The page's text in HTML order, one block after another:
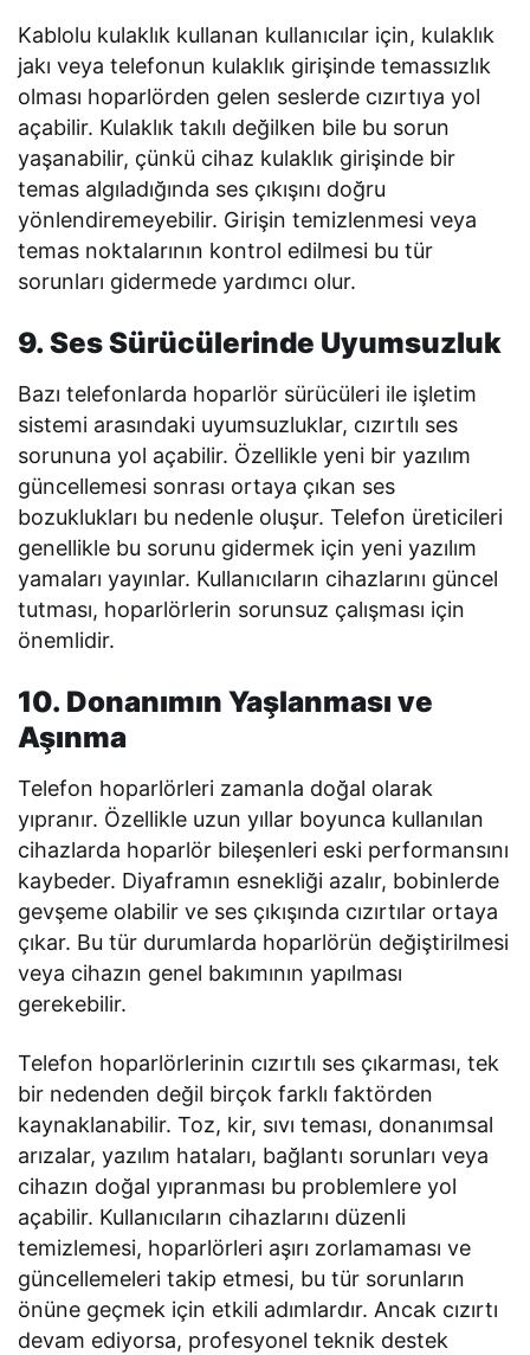
Kablolu kulaklık kullanan kullanıcılar için, kulaklık
jakı veya telefonun kulaklık girişinde temassızlık
olması hoparlörden gelen seslerde cızırtıya yol
açabilir. Kulaklık takılı değilken bile bu sorun
yaşanabilir, çünkü cihaz kulaklık girişinde bir
temas algıladığında ses çıkışını doğru
yönlendiremeyebilir. Girişin temizlenmesi veya
temas noktalarının kontrol edilmesi bu tür
sorunları gidermede yardımcı olur.
9. Ses Sürücülerinde Uyumsuzluk
Bazı telefonlarda hoparlör sürücüleri ile işletim
sistemi arasındaki uyumsuzluklar, cızırtılı ses
sorununa yol açabilir. Özellikle yeni bir yazılım
güncellemesi sonrası ortaya çıkan ses
bozuklukları bu nedenle oluşur. Telefon üreticileri
genellikle bu sorunu gidermek için yeni yazılım
yamaları yayınlar. Kullanıcıların cihazlarını güncel
tutması, hoparlörlerin sorunsuz çalışması için
önemlidir.
10. Donanımın Yaşlanması ve
Aşınma
Telefon hoparlörleri zamanla doğal olarak
yıpranır. Özellikle uzun yıllar boyunca kullanılan
cihazlarda hoparlör bileşenleri eski performansını
kaybeder. Diyaframın esnekliği azalır, bobinlerde
gevşeme olabilir ve ses çıkışında cızırtılar ortaya
çıkar. Bu tür durumlarda hoparlörün değiştirilmesi
veya cihazın genel bakımının yapılması
gerekebilir.
Telefon hoparlörlerinin cızırtılı ses çıkarması, tek
bir nedenden değil birçok farklı faktörden
kaynaklanabilir. Toz, kir, sıvı teması, donanımsal
arızalar, yazılım hataları, bağlantı sorunları veya
cihazın doğal yıpranması bu problemlere yol
açabilir. Kullanıcıların cihazlarını düzenli
temizlemesi, hoparlörleri aşırı zorlamaması ve
güncellemeleri takip etmesi, bu tür sorunların
önüne geçmek için etkili adımlardır. Ancak cızırtı
devam ediyorsa, profesyonel teknik destek